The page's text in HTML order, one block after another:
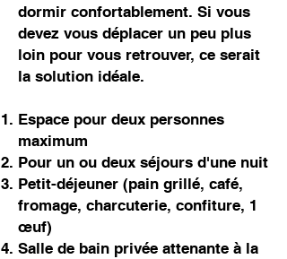
dormir confortablement. Si vous
devez vous déplacer un peu plus
loin pour vous retrouver, ce serait
la solution idéale.
Espace pour deux personnes
maximum
Pour un ou deux séjours d'une nuit
Petit-déjeuner (pain grillé, café,
fromage, charcuterie, confiture, 1
œuf)
Salle de bain privée attenante à la